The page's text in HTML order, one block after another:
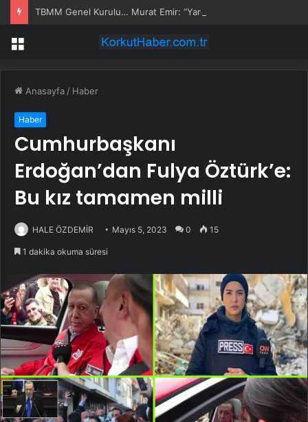
Menü
Anasayfa / Haber
Haber
Cumhurbaşkanı
Erdoğan’dan Fulya Öztürk’e:
Bu kız tamamen milli
HALE ÖZDEMİR Mayıs 5, 2023 0 15
1 dakika okuma süresi